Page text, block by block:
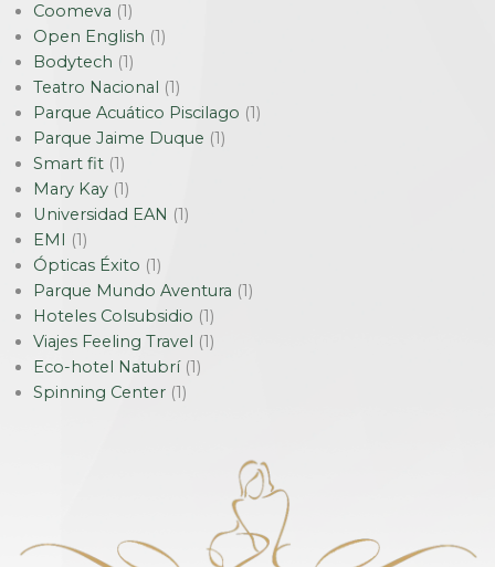
Coomeva (1)
Open English (1)
Bodytech (1)
Teatro Nacional (1)
Parque Acuático Piscilago (1)
Parque Jaime Duque (1)
Smart fit (1)
Mary Kay (1)
Universidad EAN (1)
EMI (1)
Ópticas Éxito (1)
Parque Mundo Aventura (1)
Hoteles Colsubsidio (1)
Viajes Feeling Travel (1)
Eco-hotel Natubrí(1)
Spinning Center (1)